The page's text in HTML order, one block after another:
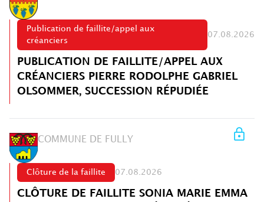
Publication de faillite/appel aux
créanciers
07.08.2026
PUBLICATION DE FAILLITE/APPEL AUX
CRÉANCIERS PIERRE RODOLPHE GABRIEL
OLSOMMER, SUCCESSION RÉPUDIÉE
COMMUNE DE FULLY
Clôture de la faillite 07.08.2026
CLÔTURE DE FAILLITE SONIA MARIE EMMA